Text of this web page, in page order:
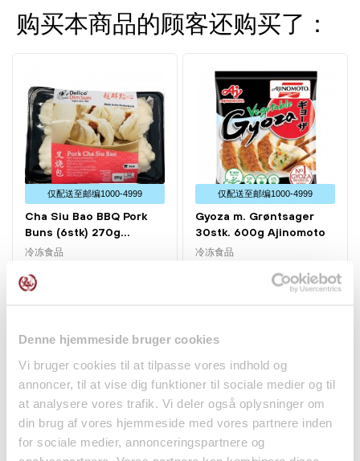
Denne hjemmeside bruger cookies
Vi bruger cookies til at tilpasse vores indhold og
annoncer, til at vise dig funktioner til sociale medier og til
at analysere vores trafik. Vi deler også oplysninger om
din brug af vores hjemmeside med vores partnere inden
for sociale medier, annonceringspartnere og
替代品的理想选择。
它们易于且多样化地烹饪——可以在平底锅中煎至酥脆、蒸
可作为主菜、小吃或配菜食用，搭配喜欢的蘸料如酱油、
醋或辣椒油享用。
制作方法：往平底锅中倒入3大勺油并加热。放入7-8个
冷冻饺子，煎约7分钟，直到所有面均呈金黄色。
购买本商品的顾客还购买了：
仅配送⾄邮编1000-4999
Cha Siu Bao BBQ Pork
Buns (6stk) 270g...
冷冻食品
kr49.00
仅配送⾄邮编1000-4999
Gyoza m. Grøntsager
30stk. 600g Ajinomoto
冷冻食品